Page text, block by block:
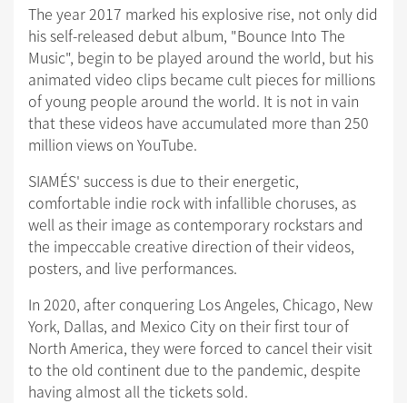
The year 2017 marked his explosive rise, not only did
his self-released debut album, "Bounce Into The
Music", begin to be played around the world, but his
animated video clips became cult pieces for millions
of young people around the world. It is not in vain
that these videos have accumulated more than 250
million views on YouTube.
SIAMÉS' success is due to their energetic,
comfortable indie rock with infallible choruses, as
well as their image as contemporary rockstars and
the impeccable creative direction of their videos,
posters, and live performances.
In 2020, after conquering Los Angeles, Chicago, New
York, Dallas, and Mexico City on their first tour of
North America, they were forced to cancel their visit
to the old continent due to the pandemic, despite
having almost all the tickets sold.